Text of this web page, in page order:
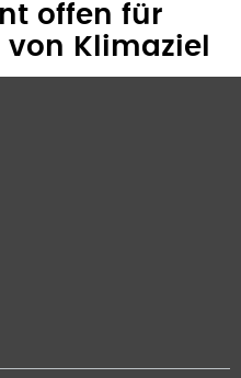
offen für
Klimaziel